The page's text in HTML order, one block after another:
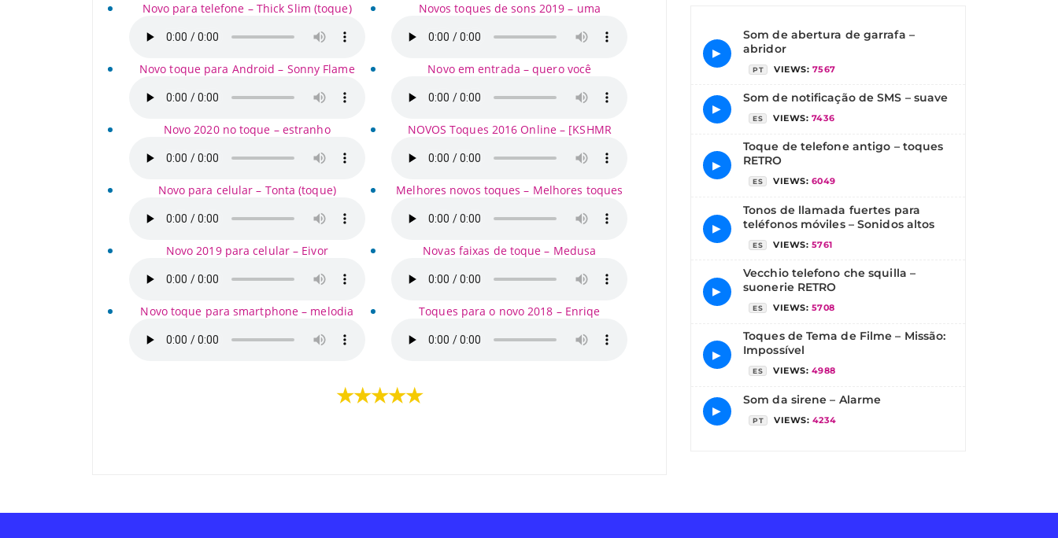
Novo para telefone – Thick Slim (toque)
Novo toque para Android – Sonny Flame
Novo 2020 no toque – estranho
Novo para celular – Tonta (toque)
Novo 2019 para celular – Eivor
Novo toque para smartphone – melodia
Novos toques de sons 2019 – uma
Novo em entrada – quero você
NOVOS Toques 2016 Online – [KSHMR
Melhores novos toques – Melhores toques
Novas faixas de toque – Medusa
Toques para o novo 2018 – Enriqe
★★★★★
▶
Som de abertura de garrafa –
abridor
PT VIEWS: 7567
▶
Som de notificação de SMS – suave
ES VIEWS: 7436
▶
Toque de telefone antigo – toques
RETRO
ES VIEWS: 6049
▶
Tonos de llamada fuertes para
teléfonos móviles – Sonidos altos
ES VIEWS: 5761
▶
Vecchio telefono che squilla –
suonerie RETRO
ES VIEWS: 5708
▶
Toques de Tema de Filme – Missão:
Impossível
ES VIEWS: 4988
▶
Som da sirene – Alarme
PT VIEWS: 4234